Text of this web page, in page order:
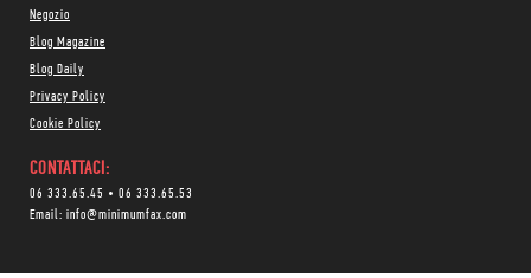
Negozio
Blog Magazine
Blog Daily
Privacy Policy
Cookie Policy
CONTATTACI:
06 333.65.45 • 06 333.65.53
Email: info@minimumfax.com